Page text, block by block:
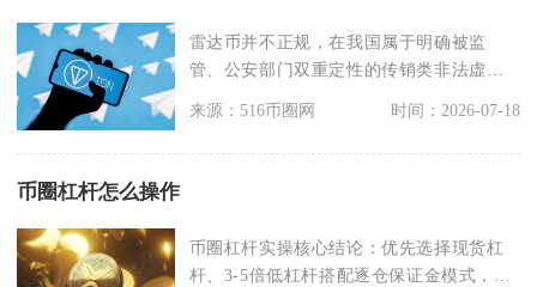
雷达币并不正规，在我国属于明确被监
管、公安部门双重定性的传销类非法虚拟
货币资金盘，不存在任
来源：516币圈网 时间：2026-07-18
币圈杠杆怎么操作
币圈杠杆实操核心结论：优先选择现货杠
杆、3-5倍低杠杆搭配逐仓保证金模式，按